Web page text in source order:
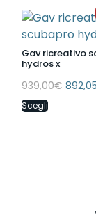
Gav ricreativo
hydros x
939,00€
Scegli